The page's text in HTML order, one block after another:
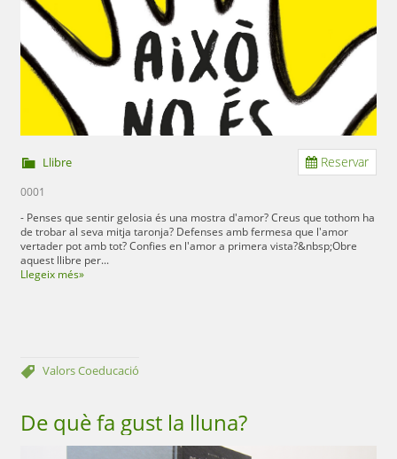
Reservar
Llibre
0001
- Penses que sentir gelosia és una mostra d'amor? Creus que tothom ha
de trobar al seva mitja taronja? Defenses amb fermesa que l'amor
vertader pot amb tot? Confies en l'amor a primera vista?&nbsp;Obre
aquest llibre per...
Llegeix més»
ValorsCoeducació
De què fa gust la lluna?